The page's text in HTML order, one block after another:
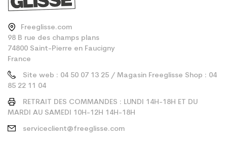
Freeglisse.com
98 B rue des champs plans
74800 Saint-Pierre en Faucigny
France
Site web : 04 50 07 13 25 / Magasin Freeglisse Shop : 04
85 22 11 04
RETRAIT DES COMMANDES : LUNDI 14H-18H ET DU
MARDI AU SAMEDI 10H-12H 14H-18H
serviceclient@freeglisse.com